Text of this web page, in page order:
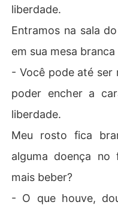
liberdade.
Entramos na sala
em sua mesa
- Você pode até ser
poder encher a
liberdade.
Meu rosto fica
alguma doença no
mais beber?
- O que houve,